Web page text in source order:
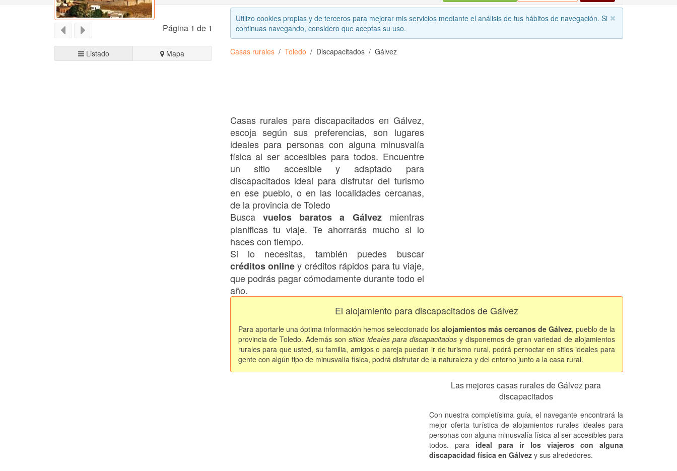
Página 1 de 1
Listado Mapa
Utilizo cookies propias y de terceros para mejorar mis servicios mediante el análisis de tus hábitos de navegación. Si
continuas navegando, considero que aceptas su uso.
Casas rurales Toledo Discapacitados Gálvez
Casas rurales para discapacitados en Gálvez,
escoja según sus preferencias, son lugares
ideales para personas con alguna minusvalía
física al ser accesibles para todos. Encuentre
un sitio accesible y adaptado para
discapacitados ideal para disfrutar del turismo
en ese pueblo, o en las localidades cercanas,
de la provincia de Toledo
Busca vuelos baratos a Gálvezmientras
planificas tu viaje. Te ahorrarás mucho si lo
haces con tiempo.
Si lo necesitas, también puedes buscar
créditos onliney créditos rápidos para tu viaje,
que podrás pagar cómodamente durante todo el
año.
El alojamiento para discapacitados de Gálvez
Para aportarle una óptima información hemos seleccionado los alojamientos más cercanos de Gálvez, pueblo de la
provincia de Toledo. Además son sitios ideales para discapacitadosy disponemos de gran variedad de alojamientos
rurales para que usted, su familia, amigos o pareja puedan ir de turismo rural, podrá pernoctar en sitios ideales para
gente con algún tipo de minusvalía física, podrá disfrutar de la naturaleza y del entorno junto a la casa rural.
Las mejores casas rurales de Gálvez para
discapacitados
Con nuestra completísima guía, el navegante encontrará la
mejor oferta turística de alojamientos rurales ideales para
personas con alguna minusvalía física al ser accesibles para
todos. para ideal para ir los viajeros con alguna
discapacidad física en Gálvezy sus alrededores.